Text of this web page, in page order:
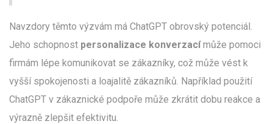
Navzdory těmto výzvám má ChatGPT obrovský potenciál.
Jeho schopnost personalizace konverzacímůže pomoci
firmám lépe komunikovat se zákazníky, což může vést k
vyšší spokojenosti a loajalitě zákazníků. Například použití
ChatGPT v zákaznické podpoře může zkrátit dobu reakce a
výrazně zlepšit efektivitu.